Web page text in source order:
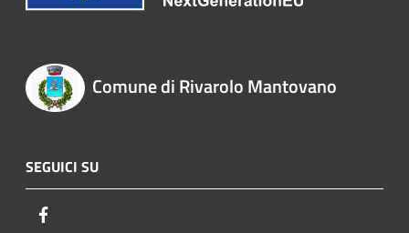
Comune di Rivarolo Mantovano
SEGUICI SU